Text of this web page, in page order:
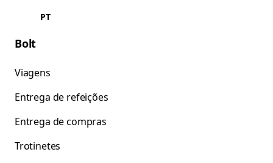
PT
Bolt
Viagens
Entrega de refeições
Entrega de compras
Trotinetes